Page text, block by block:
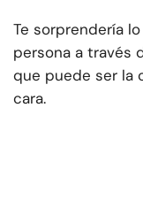
Te sorprendería
persona a través
que puede ser la
cara.